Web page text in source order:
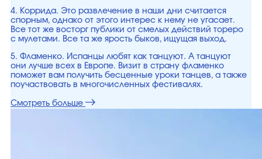
4. Коррида. Это развлечение в наши дни считается
спорным, однако от этого интерес к нему не угасает.
Все тот же восторг публики от смелых действий тореро
с мулетами. Все та же ярость быков, ищущая выход.
5. Фламенко. Испанцы любят как танцуют. А танцуют
они лучше всех в Европе. Визит в страну фламенко
поможет вам получить бесценные уроки танцев, а также
поучаствовать в многочисленных фестивалях.
Смотреть больше